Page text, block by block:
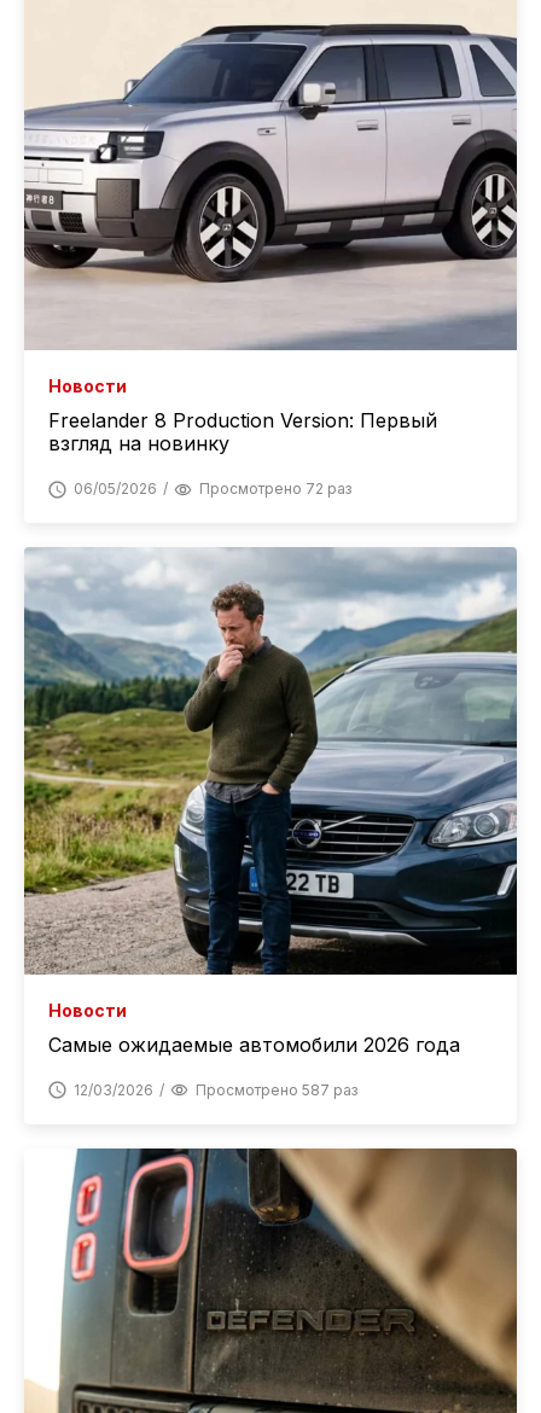
Новости
Freelander 8 Production Version: Первый
взгляд на новинку
06/05/2026 Просмотрено 72 раз
Новости
Самые ожидаемые автомобили 2026 года
12/03/2026 Просмотрено 587 раз